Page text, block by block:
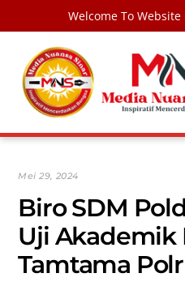
Welcome To
content
Mei 29, 2024
Biro SDM
Uji Akademik
Tamtama